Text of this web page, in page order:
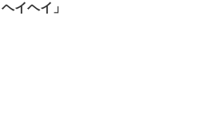
イヘイ」